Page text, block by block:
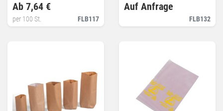
FLB117
Ab 7,64 €
per 100 St. FLB132
Auf Anfrage